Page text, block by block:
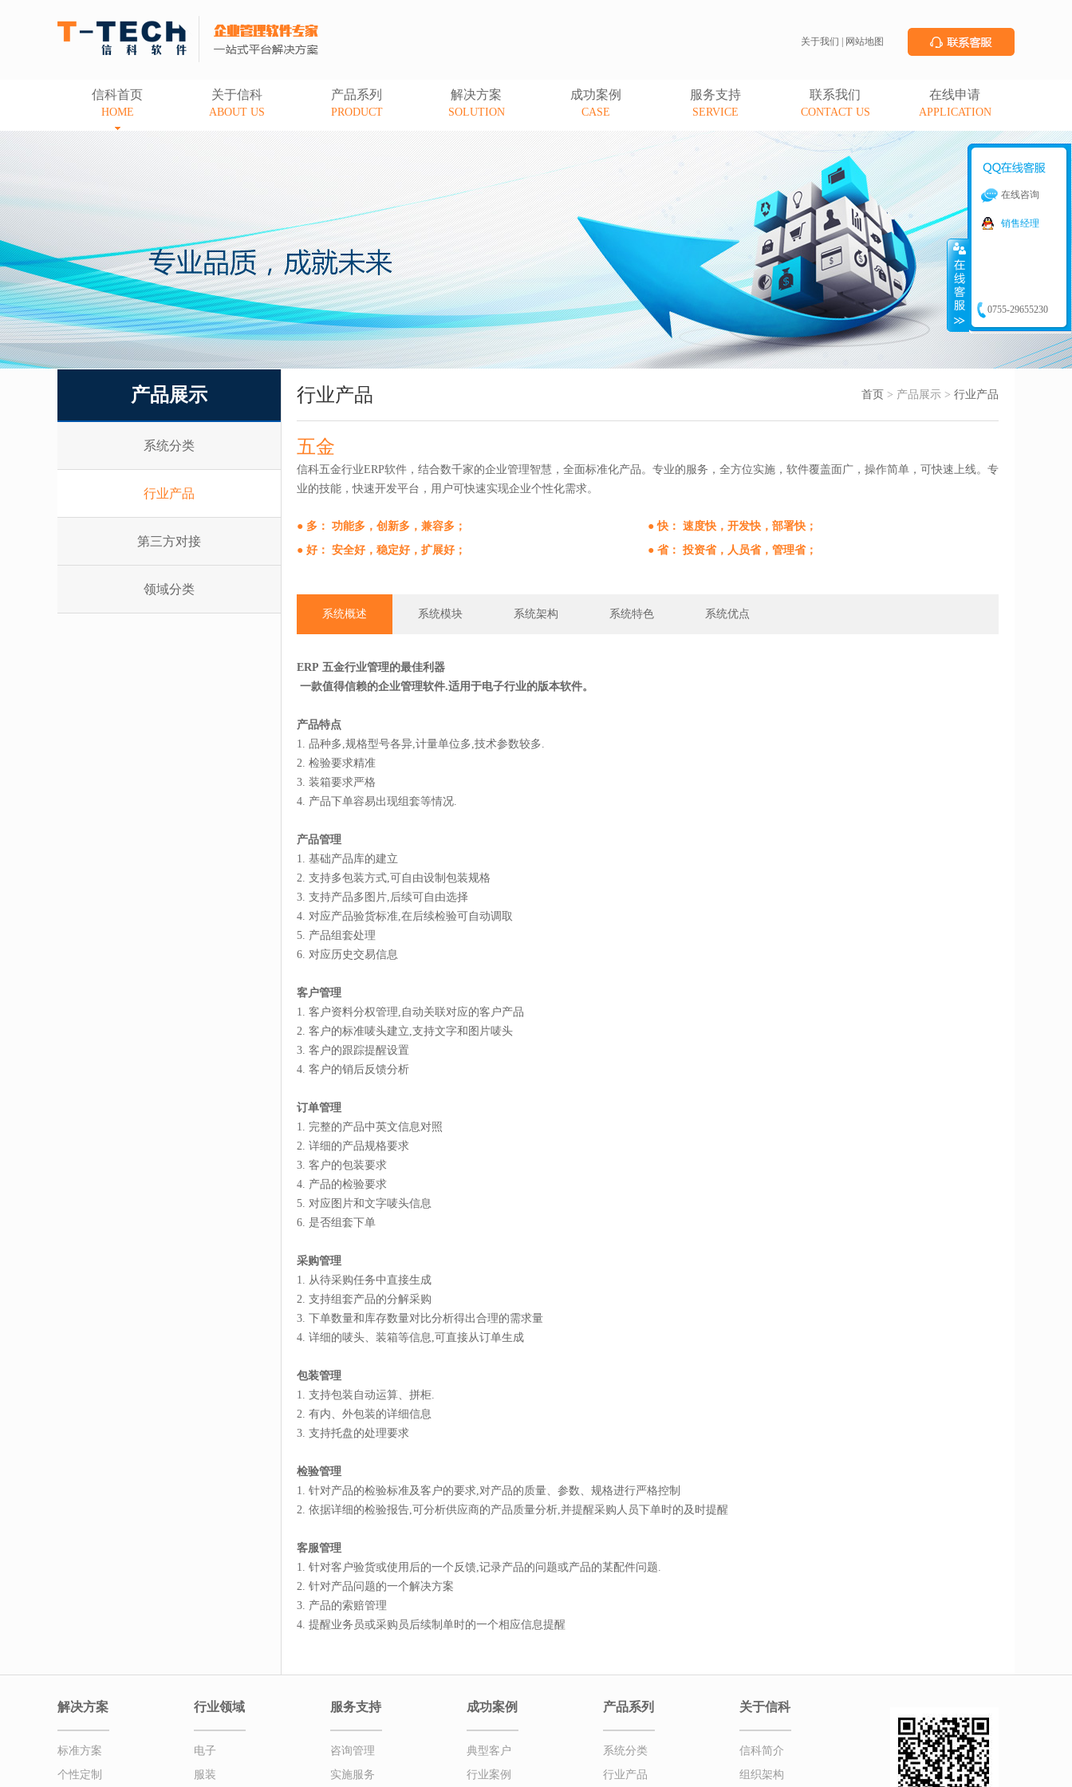
关于我们 网站地图
信科首页
HOME
关于信科
ABOUT US
产品系列
PRODUCT
解决方案
SOLUTION
成功案例
CASE
服务支持
SERVICE
联系我们
CONTACT US
在线申请
APPLICATION
产品展示
系统分类
行业产品
第三方对接
领域分类
首页 > 产品展示 > 行业产品
行业产品
五金
信科五金行业ERP软件，结合数千家的企业管理智慧，全面标准化产品。专业的服务，全方位实施，软件覆盖面广，操作简单，可快速上线。专
业的技能，快速开发平台，用户可快速实现企业个性化需求。
● 多： 功能多，创新多，兼容多；
● 快： 速度快，开发快，部署快；
● 好： 安全好，稳定好，扩展好；
● 省： 投资省，人员省，管理省；
系统概述 系统模块 系统架构 系统特色 系统优点
ERP 五金行业管理的最佳利器
一款值得信赖的企业管理软件.适用于电子行业的版本软件。
产品特点
1. 品种多,规格型号各异,计量单位多,技术参数较多.
2. 检验要求精准
3. 装箱要求严格
4. 产品下单容易出现组套等情况.
产品管理
1. 基础产品库的建立
2. 支持多包装方式,可自由设制包装规格
3. 支持产品多图片,后续可自由选择
4. 对应产品验货标准,在后续检验可自动调取
5. 产品组套处理
6. 对应历史交易信息
客户管理
1. 客户资料分权管理,自动关联对应的客户产品
2. 客户的标准唛头建立,支持文字和图片唛头
3. 客户的跟踪提醒设置
4. 客户的销后反馈分析
订单管理
1. 完整的产品中英文信息对照
2. 详细的产品规格要求
3. 客户的包装要求
4. 产品的检验要求
5. 对应图片和文字唛头信息
6. 是否组套下单
采购管理
1. 从待采购任务中直接生成
2. 支持组套产品的分解采购
3. 下单数量和库存数量对比分析得出合理的需求量
4. 详细的唛头、装箱等信息,可直接从订单生成
包装管理
1. 支持包装自动运算、拼柜.
2. 有内、外包装的详细信息
3. 支持托盘的处理要求
检验管理
1. 针对产品的检验标准及客户的要求,对产品的质量、参数、规格进行严格控制
2. 依据详细的检验报告,可分析供应商的产品质量分析,并提醒采购人员下单时的及时提醒
客服管理
1. 针对客户验货或使用后的一个反馈,记录产品的问题或产品的某配件问题.
2. 针对产品问题的一个解决方案
3. 产品的索赔管理
4. 提醒业务员或采购员后续制单时的一个相应信息提醒
解决方案
标准方案
个性定制
行业领域
电子
服装
服务支持
咨询管理
实施服务
成功案例
典型客户
行业案例
产品系列
系统分类
行业产品
关于信科
信科简介
组织架构
在线咨询
销售经理
0755-29655230